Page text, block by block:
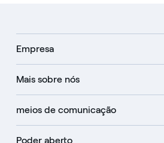
Empresa
Mais sobre nós
meios de comunicação
Poder aberto